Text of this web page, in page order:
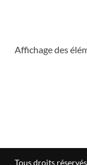
Affichage des
Tous droits